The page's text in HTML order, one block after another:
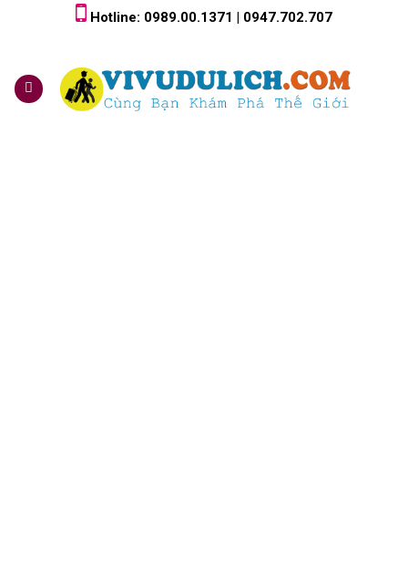
Hotline: 0989.00.1371 | 0947.702.707